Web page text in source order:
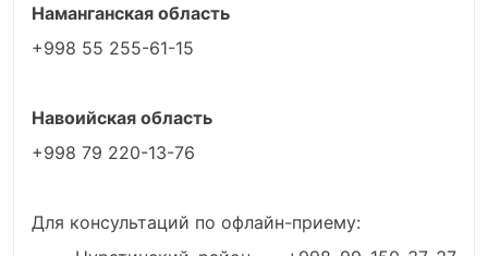
Наманганская область
+998 55 255-61-15
Навоийская область
+998 79 220-13-76
Для консультаций по офлайн-приему: